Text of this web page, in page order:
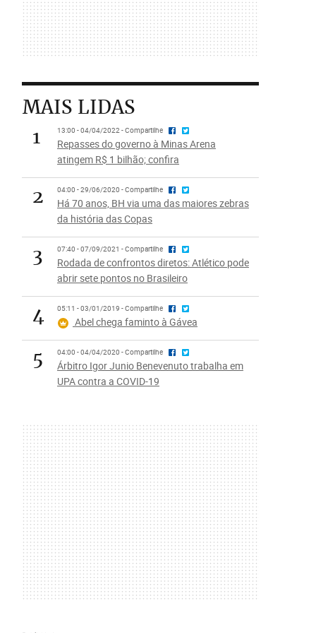
MAIS LIDAS
1
13:00 - 04/04/2022 - Compartilhe
Repasses do governo à Minas Arena
atingem R$ 1 bilhão; confira
2 04:00 - 29/06/2020 - Compartilhe
Há 70 anos, BH via uma das maiores zebras
da história das Copas
3 07:40 - 07/09/2021 - Compartilhe
Rodada de confrontos diretos: Atlético pode
abrir sete pontos no Brasileiro
4 05:11 - 03/01/2019 - Compartilhe
Abel chega faminto à Gávea
5 04:00 - 04/04/2020 - Compartilhe
Árbitro Igor Junio Benevenuto trabalha em
UPA contra a COVID-19